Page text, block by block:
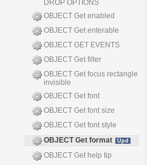
DROP OPTIONS
OBJECT Get enabled
OBJECT Get enterable
OBJECT GET EVENTS
OBJECT Get filter
OBJECT Get focus rectangle
invisible
OBJECT Get font
OBJECT Get font size
OBJECT Get font style
OBJECT Get format
Upd
OBJECT Get help tip